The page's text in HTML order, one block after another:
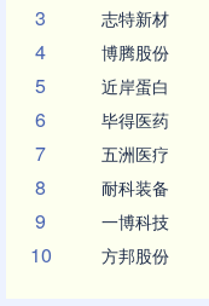
3 志特新材
4 博腾股份
5 近岸蛋白
6 毕得医药
7 五洲医疗
8 耐科装备
9 一博科技
10 方邦股份